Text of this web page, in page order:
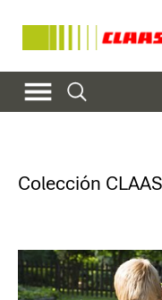
Colección